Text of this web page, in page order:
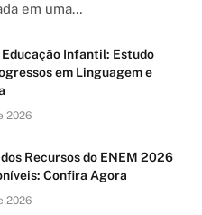
em uma…
Educação Infantil: Estudo
em Linguagem e
2026
Recursos do ENEM 2026
Confira Agora
2026